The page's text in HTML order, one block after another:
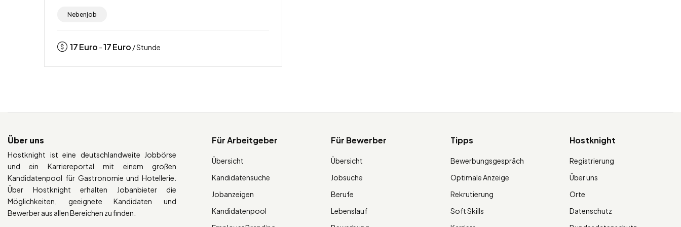
Nebenjob
17Euro -17Euro / Stunde
Über uns
Hostknight ist eine deutschlandweite Jobbörse
und ein Karriereportal mit einem großen
Kandidatenpool für Gastronomie und Hotellerie.
Über Hostknight erhalten Jobanbieter die
Möglichkeiten, geeignete Kandidaten und
Bewerber aus allen Bereichen zu finden.
Für Arbeitgeber
Übersicht
Kandidatensuche
Jobanzeigen
Kandidatenpool
Für Bewerber
Übersicht
Jobsuche
Berufe
Lebenslauf
Tipps
Bewerbungsgespräch
Optimale Anzeige
Rekrutierung
Soft Skills
Hostknight
Registrierung
Über uns
Orte
Datenschutz